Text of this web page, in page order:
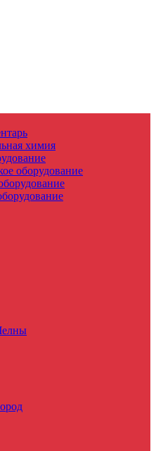
химия
оборудование